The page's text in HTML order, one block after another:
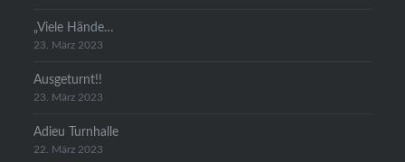
„Viele Hände…
23. März 2023
Ausgeturnt!!
23. März 2023
Adieu Turnhalle
22. März 2023